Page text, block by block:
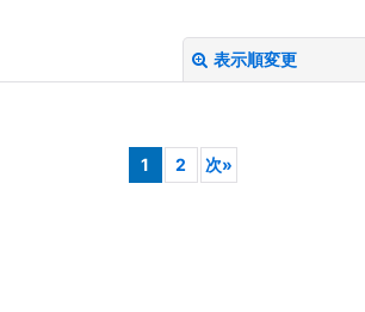
表示順変更
1 2 次»